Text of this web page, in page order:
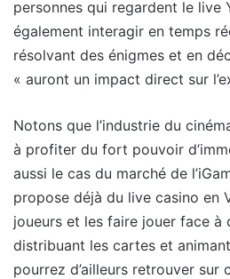
personnes qui regardent le live
également interagir en temps
résolvant des énigmes et en
« auront un impact direct sur
Notons que l’industrie du
à profiter du fort pouvoir
aussi le cas du marché de
propose déjà du live casino en
joueurs et les faire jouer face à
distribuant les cartes et
pourrez d’ailleurs retrouver sur